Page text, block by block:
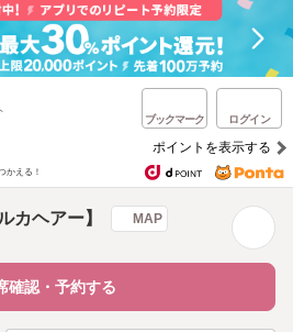
ブックマーク ログイン
ポイントを表示する
かえる！
ヘアー】 MAP
確認・予約する